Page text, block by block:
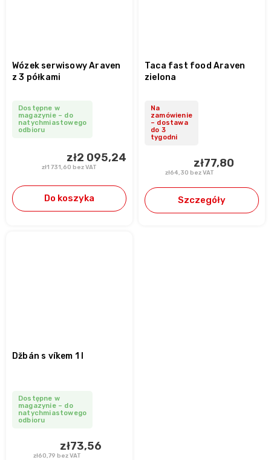
Wózek serwisowy Araven
z 3 półkami
Dostępne w
magazynie – do
natychmiastowego
odbioru
zł1 731,60 bez VAT
zł2 095,24
Do koszyka
Taca fast food Araven
zielona
Na
zamówienie
– dostawa
do 3
tygodni
zł64,30 bez VAT
zł77,80
Szczegóły
Džbán s víkem 1 l
Dostępne w
magazynie – do
natychmiastowego
odbioru
zł60,79 bez VAT
zł73,56